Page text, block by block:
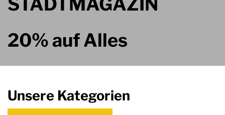
20% auf Alles
Unsere Kategorien